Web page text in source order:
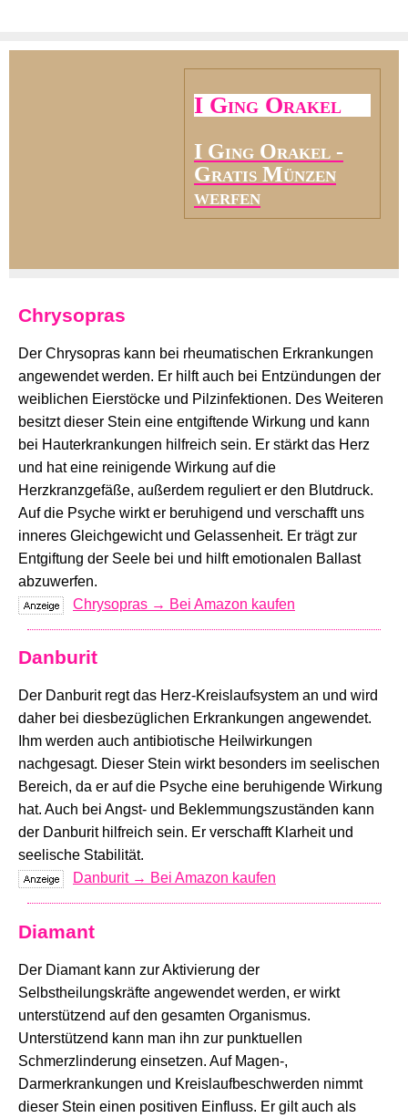
I Ging Orakel
I Ging Orakel -
Gratis Münzen
werfen
Chrysopras
Der Chrysopras kann bei rheumatischen Erkrankungen
angewendet werden. Er hilft auch bei Entzündungen der
weiblichen Eierstöcke und Pilzinfektionen. Des Weiteren
besitzt dieser Stein eine entgiftende Wirkung und kann
bei Hauterkrankungen hilfreich sein. Er stärkt das Herz
und hat eine reinigende Wirkung auf die
Herzkranzgefäße, außerdem reguliert er den Blutdruck.
Auf die Psyche wirkt er beruhigend und verschafft uns
inneres Gleichgewicht und Gelassenheit. Er trägt zur
Entgiftung der Seele bei und hilft emotionalen Ballast
abzuwerfen.
Chrysopras → Bei Amazon kaufen
Danburit
Der Danburit regt das Herz-Kreislaufsystem an und wird
daher bei diesbezüglichen Erkrankungen angewendet.
Ihm werden auch antibiotische Heilwirkungen
nachgesagt. Dieser Stein wirkt besonders im seelischen
Bereich, da er auf die Psyche eine beruhigende Wirkung
hat. Auch bei Angst- und Beklemmungszuständen kann
der Danburit hilfreich sein. Er verschafft Klarheit und
seelische Stabilität.
Danburit → Bei Amazon kaufen
Diamant
Der Diamant kann zur Aktivierung der
Selbstheilungskräfte angewendet werden, er wirkt
unterstützend auf den gesamten Organismus.
Unterstützend kann man ihn zur punktuellen
Schmerzlinderung einsetzen. Auf Magen-,
Darmerkrankungen und Kreislaufbeschwerden nimmt
dieser Stein einen positiven Einfluss. Er gilt auch als